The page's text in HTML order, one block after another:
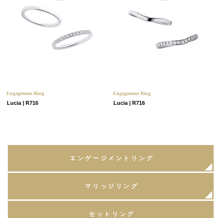
Engagement Ring
Lucia | R716
Engagement Ring
Lucia | R716
エンゲージメントリング
マリッジリング
セットリング